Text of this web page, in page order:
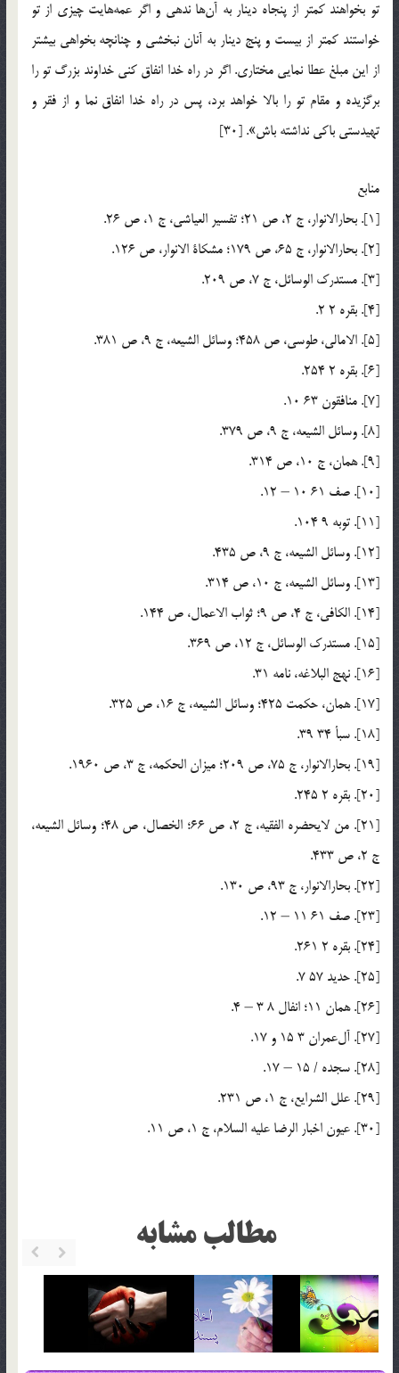
تو بخواهند کمتر از پنجاه دینار به آن‌ها ندهی و اگر عمه‌هایت چیزی از تو
خواستند کمتر از بیست و پنج دینار به آنان نبخشی و چنانچه بخواهی بیشتر
از این مبلغ عطا نمایی مختاری. اگر در راه خدا انفاق کنی خداوند بزرگ تو را
برگزیده و مقام تو را بالا خواهد برد، پس در راه خدا انفاق نما و از فقر و
تهیدستی باکی نداشته باش». [30]
منابع
[1]. بحارالانوار، ج 2، ص 21؛ تفسیر العیاشی، ج 1، ص 26.
[2]. بحارالانوار، ج 65، ص 179؛ مشکاة الانوار، ص 126.
[3]. مستدرک الوسائل، ج 7، ص 209.
[4]. بقره 2 2.
[5]. الامالی، طوسی، ص 458؛ وسائل الشیعه، ج 9، ص 381.
[6]. بقره 2 254.
[7]. منافقون 63 10.
[8]. وسائل الشیعه، ج 9، ص 379.
[9]. همان، ج 10، ص 314.
[10]. صف 61 10 – 12.
[11]. توبه 9 104.
[12]. وسائل الشیعه، ج 9، ص 435.
[13]. وسائل الشیعه، ج 10، ص 314.
[14]. الکافی، ج 4، ص 9؛ ثواب الاعمال، ص 144.
[15]. مستدرک الوسائل، ج 12، ص 369.
[16]. نهج البلاغه، نامه 31.
[17]. همان، حکمت 425؛ وسائل الشیعه، ج 16، ص 325.
[18]. سبأ 34 39.
[19]. بحارالانوار، ج 75، ص 209؛ میزان الحکمه، ج 3، ص 1960.
[20]. بقره 2 245.
[21]. من لایحضره الفقیه، ج 2، ص 66؛ الخصال، ص 48؛ وسائل الشیعه،
ج 2، ص 433.
[22]. بحارالانوار، ج 93، ص 130.
[23]. صف 61 11 – 12.
[24]. بقره 2 261.
[25]. حدید 57 7.
[26]. همان 11؛ انفال 8 3 – 4.
[27]. آل‌عمران 3 15 و 17.
[28]. سجده / 15 – 17.
[29]. علل الشرایع، ج 1، ص 231.
[30]. عیون اخبار الرضا علیه السلام، ج 1، ص 11.
مطالب مشابه